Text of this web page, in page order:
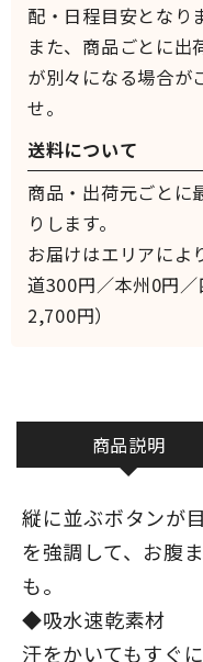
商品説明
縦に並ぶボタンが
を強調して、お腹
も。
◆吸水速乾素材
汗をかいてもすぐ
配・日程目安となり
また、商品ごとに出
が別々になる場合が
せ。
送料について
商品・出荷元ごとに
りします。
お届けはエリアによ
道300円／本州0円
2,700円）